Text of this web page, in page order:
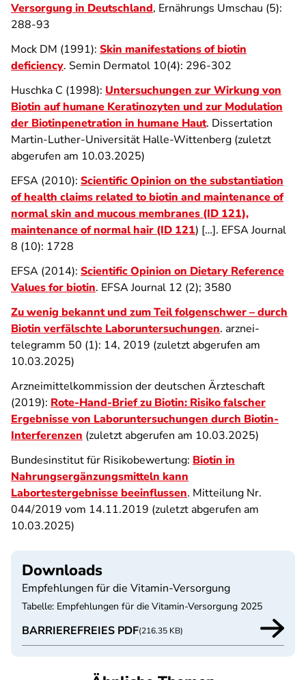
Versorgung in Deutschland, Ernährungs Umschau (5):
288-93
Mock DM (1991): Skin manifestations of biotin
deficiency. Semin Dermatol 10(4): 296-302
Huschka C (1998): Untersuchungen zur Wirkung von
Biotin auf humane Keratinozyten und zur Modulation
der Biotinpenetration in humane Haut. Dissertation
Martin-Luther-Universität Halle-Wittenberg (zuletzt
abgerufen am 10.03.2025)
EFSA (2010): Scientific Opinion on the substantiation
of health claims related to biotin and maintenance of
normal skin and mucous membranes (ID 121),
maintenance of normal hair (ID 121) […]. EFSA Journal
8 (10): 1728
EFSA (2014): Scientific Opinion on Dietary Reference
Values for biotin. EFSA Journal 12 (2); 3580
Zu wenig bekannt und zum Teil folgenschwer – durch
Biotin verfälschte Laboruntersuchungen. arznei-
telegramm 50 (1): 14, 2019 (zuletzt abgerufen am
10.03.2025)
Arzneimittelkommission der deutschen Ärzteschaft
(2019): Rote-Hand-Brief zu Biotin: Risiko falscher
Ergebnisse von Laboruntersuchungen durch Biotin-
Interferenzen (zuletzt abgerufen am 10.03.2025)
Bundesinstitut für Risikobewertung: Biotin in
Nahrungsergänzungsmitteln kann
Labortestergebnisse beeinflussen. Mitteilung Nr.
044/2019 vom 14.11.2019 (zuletzt abgerufen am
10.03.2025)
Downloads
Empfehlungen für die Vitamin-Versorgung
Tabelle: Empfehlungen für die Vitamin-Versorgung 2025
BARRIEREFREIES PDF(216.35 KB)